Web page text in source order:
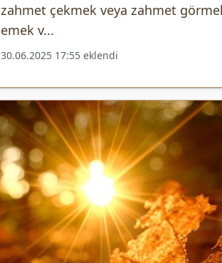
zahmet çekmek veya zahmet
emek v...
30.06.2025 17:55 eklendi